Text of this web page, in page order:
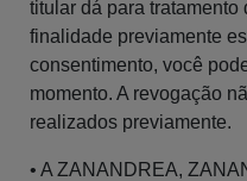
titular dá para
finalidade previamente
consentimento, você
momento. A revogação
realizados previamente.
• A ZANANDREA,